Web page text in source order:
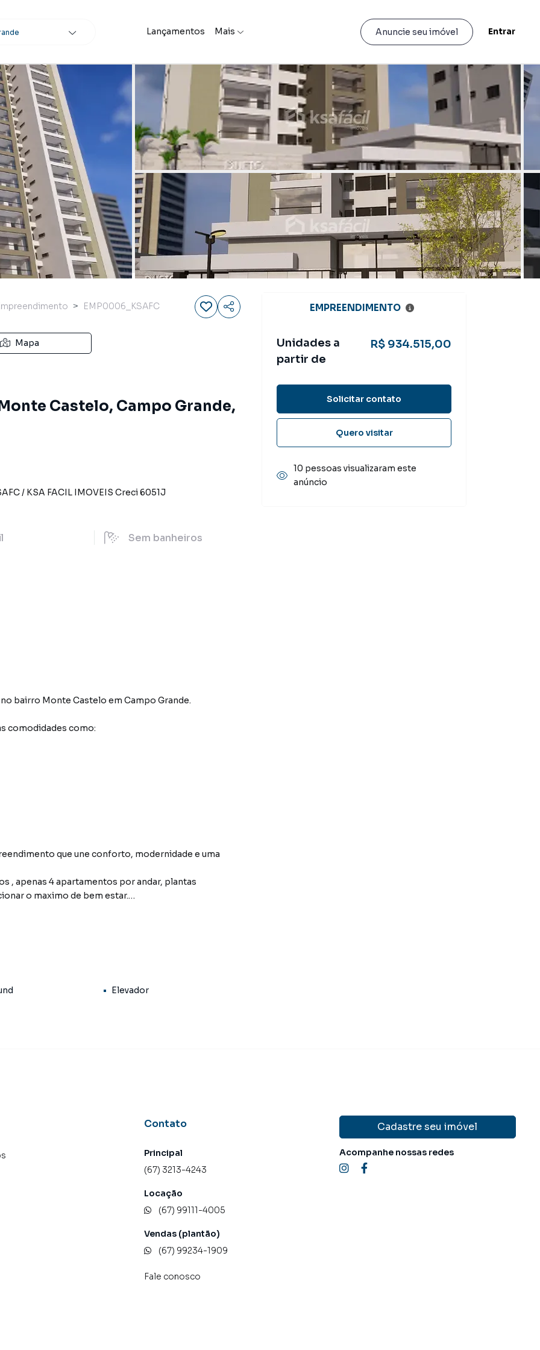
Lançamentos Mais Anuncie seu imóvel Entrar
EMP0006_KSAFC
Mapa
Castelo, Campo Grande,
/ KSA FACIL IMOVEIS Creci6051J
Sem banheiros
no bairro Monte Castelo em Campo Grande.
comodidades como:
que une conforto, modernidade e uma
, apenas 4 apartamentos por andar, plantas
o maximo de bem estar.
sobre Empreendimento em Campo Grande?
(67) 3213-4243.
em Campo Grande mesmo não estando na
do seu computador ou smartphone. Nós
de proprietários, inquilinos e compradores
Grande.
alugar seu imóvel muito mais rápido do que em
diversos imóveis em Campo Grande, especialmente
de marketing digital focada em produzir campanhas
Elevador
EMPREENDIMENTO
Unidades a
partir de
R$ 934.515,00
Solicitar contato
Quero visitar
10 pessoas visualizaram este
anúncio
Contato
Principal
(67) 3213-4243
Locação
(67) 99111-4005
Vendas (plantão)
(67) 99234-1909
Fale conosco
Cadastre seu imóvel
Acompanhe nossas redes